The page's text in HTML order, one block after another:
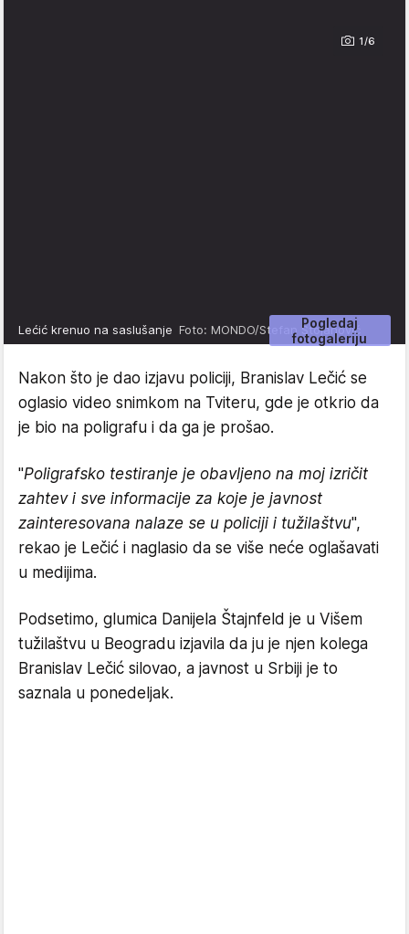
1/6
Pogledaj
fotogaleriju
Lećić krenuo na saslušanje Foto: MONDO/Stefan Stojanović
Nakon što je dao izjavu policiji, Branislav Lečić se
oglasio video snimkom na Tviteru, gde je otkrio da
je bio na poligrafu i da ga je prošao.
"Poligrafsko testiranje je obavljeno na moj izričit
zahtev i sve informacije za koje je javnost
zainteresovana nalaze se u policiji i tužilaštvu",
rekao je Lečić i naglasio da se više neće oglašavati
u medijima.
Podsetimo, glumica Danijela Štajnfeld je u Višem
tužilaštvu u Beogradu izjavila da ju je njen kolega
Branislav Lečić silovao, a javnost u Srbiji je to
saznala u ponedeljak.